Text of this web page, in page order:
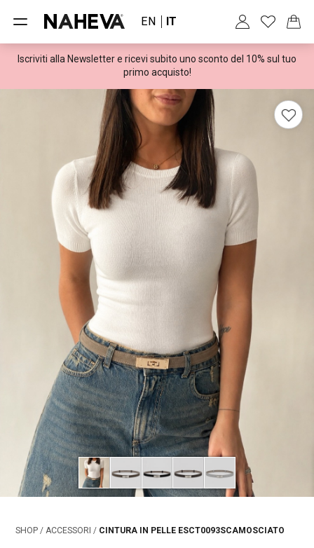
EN IT
Spedizioni gratuite per ordini superiori a 100€
Iscriviti alla Newsletter e ricevi subito uno sconto del 10% sul tuo
primo acquisto!
SHOP /ACCESSORI / CINTURA IN PELLE ESCT0093SCAMOSCIATO